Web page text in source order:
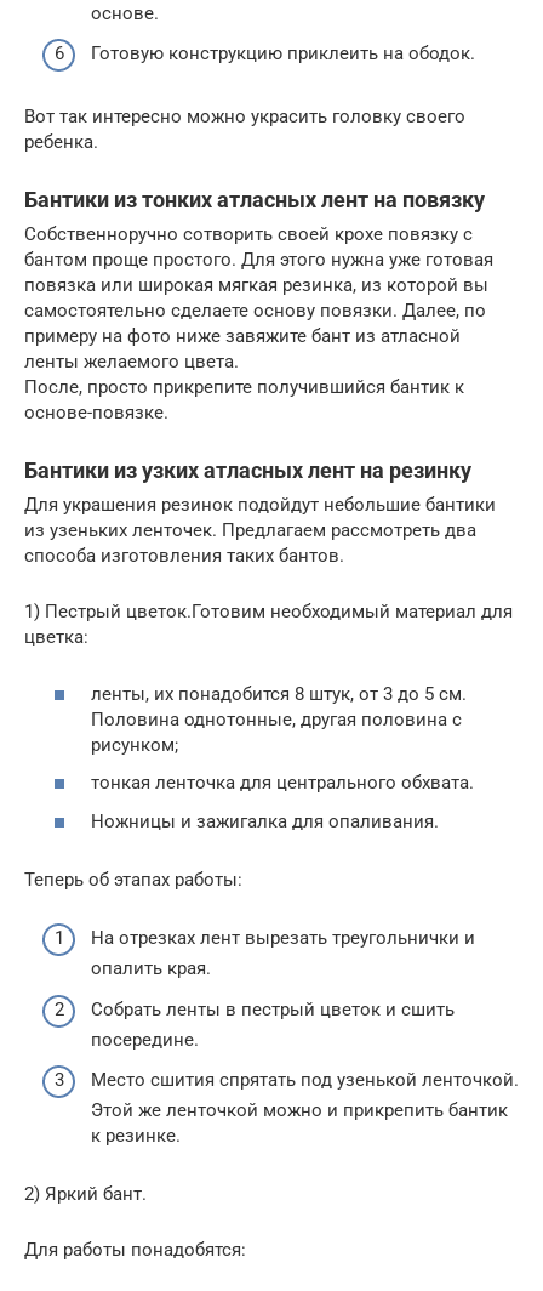
основе.
Готовую конструкцию приклеить на ободок.
Вот так интересно можно украсить головку своего
ребенка.
Бантики из тонких атласных лент на повязку
Собственноручно сотворить своей крохе повязку с
бантом проще простого. Для этого нужна уже готовая
повязка или широкая мягкая резинка, из которой вы
самостоятельно сделаете основу повязки. Далее, по
примеру на фото ниже завяжите бант из атласной
ленты желаемого цвета.
После, просто прикрепите получившийся бантик к
основе-повязке.
Бантики из узких атласных лент на резинку
Для украшения резинок подойдут небольшие бантики
из узеньких ленточек. Предлагаем рассмотреть два
способа изготовления таких бантов.
1) Пестрый цветок.Готовим необходимый материал для
цветка:
ленты, их понадобится 8 штук, от 3 до 5 см.
Половина однотонные, другая половина с
рисунком;
тонкая ленточка для центрального обхвата.
Ножницы и зажигалка для опаливания.
Теперь об этапах работы:
На отрезках лент вырезать треугольнички и
опалить края.
Собрать ленты в пестрый цветок и сшить
посередине.
Место сшития спрятать под узенькой ленточкой.
Этой же ленточкой можно и прикрепить бантик
к резинке.
2) Яркий бант.
Для работы понадобятся: